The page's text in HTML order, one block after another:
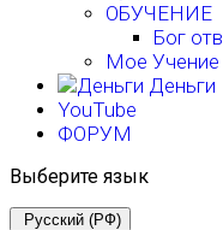
ОБУЧЕНИЕ
Бог
Мое Учение
Деньги
YouTube
ФОРУМ
Выберите язык
Русский (РФ)